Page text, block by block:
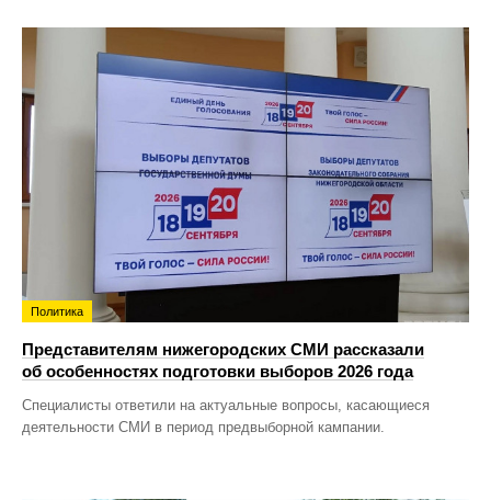
Политика
Представителям нижегородских СМИ рассказали
об особенностях подготовки выборов 2026 года
Специалисты ответили на актуальные вопросы, касающиеся
деятельности СМИ в период предвыборной кампании.